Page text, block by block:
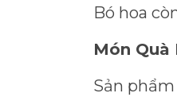
Bó hoa
Món Quà
Sản